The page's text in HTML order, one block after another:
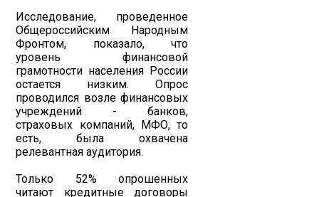
Исследование, проведенное
Общероссийским Народным
Фронтом, показало, что
уровень финансовой
грамотности населения России
остается низким. Опрос
проводился возле финансовых
учреждений - банков,
страховых компаний, МФО, то
есть, была охвачена
релевантная аудитория.
Только 52% опрошенных
читают кредитные договоры